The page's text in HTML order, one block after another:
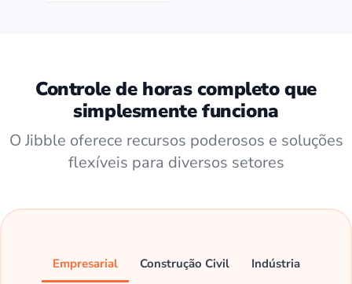
Controle de horas completo que
simplesmente funciona
O Jibble oferece recursos poderosos e soluções
flexíveis para diversos setores
Empresarial Construção Civil Indústria